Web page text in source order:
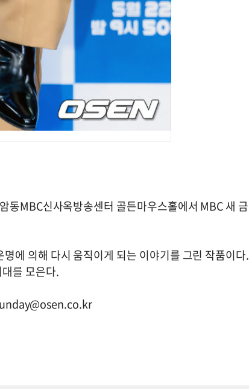
동MBC신사옥방송센터 골든마우스홀에서 MBC 새 금
에 의해 다시 움직이게 되는 이야기를 그린 작품이다.
를 모은다.